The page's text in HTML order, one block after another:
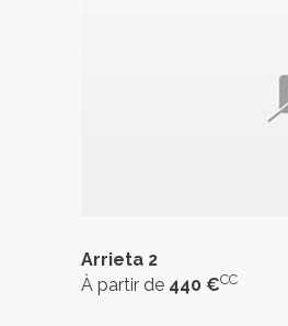
Arrieta 2
À partir de 440 €CC